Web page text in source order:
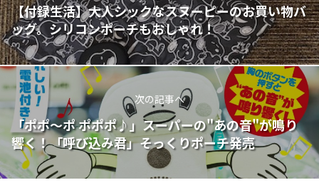
【付録生活】大人シックなスヌーピーのお買い物バ
ッグ。シリコンポーチもおしゃれ！
次の記事へ
「ポポ～ポ ポポポ♪」スーパーの"あの音"が鳴り
響く！「呼び込み君」そっくりポーチ発売